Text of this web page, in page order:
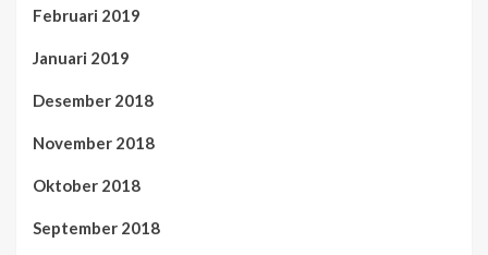
Februari 2019
Januari 2019
Desember 2018
November 2018
Oktober 2018
September 2018